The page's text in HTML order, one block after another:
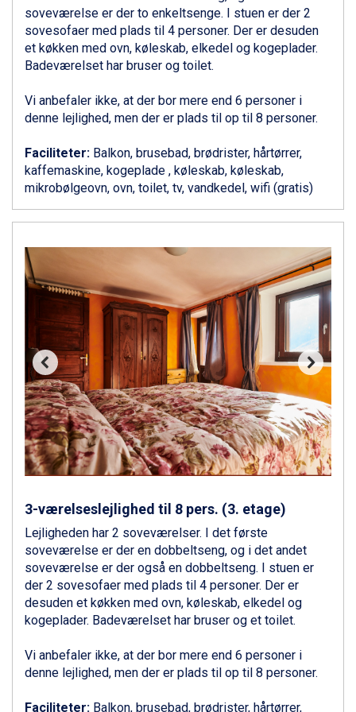
Sauze dOulx fra DKK 4.045
Alleghe fra DKK 5.595
Bad Gastein fra DKK 4.195
Arabba fra DKK 7.045
Val Thorens fra DKK 5.395
Cervinia fra DKK 5.295
Passo Tonale fra DKK 3.795
Saalbach fra DKK 5.945
Sölden fra DKK 8.445
Sestriere fra DKK 4.395
Fieberbrunn fra DKK 6.145
St. Anton fra DKK 7.245
Zell am See fra DKK 4.095
Canazei fra DKK 4.745
Livigno fra DKK 4.145
Ponte di Legno fra DKK 4.745
Sauze dOulx fra DKK 4.045
Alleghe fra DKK 5.595
Bad Gastein fra DKK 4.195
Arabba fra DKK 7.045
La Thuile fra DKK 4.595
Val Thorens fra DKK 5.395
Bad Hofgastein fra DKK 5.495
Passo Tonale fra DKK 3.795
Saalbach fra DKK 5.945
Sölden fra DKK 8.445
Champoluc fra DKK 3.795
Sestriere fra DKK 4.395
Wagrain fra DKK 4.645
Ischgl fra DKK 7.095
St. Anton fra DKK 7.245
Zell am See fra DKK 4.095
soveværelse er der to enkeltsenge. I stuen er der 2
sovesofaer med plads til 4 personer. Der er desuden
et køkken med ovn, køleskab, elkedel og kogeplader.
Badeværelset har bruser og toilet.
Vi anbefaler ikke, at der bor mere end 6 personer i
denne lejlighed, men der er plads til op til 8 personer.
Faciliteter: Balkon, brusebad, brødrister, hårtørrer,
kaffemaskine, kogeplade , køleskab, køleskab,
mikrobølgeovn, ovn, toilet, tv, vandkedel, wifi (gratis)
3-værelseslejlighed til 8 pers. (3. etage)
Lejligheden har 2 soveværelser. I det første
soveværelse er der en dobbeltseng, og i det andet
soveværelse er der også en dobbeltseng. I stuen er
der 2 sovesofaer med plads til 4 personer. Der er
desuden et køkken med ovn, køleskab, elkedel og
kogeplader. Badeværelset har bruser og et toilet.
Vi anbefaler ikke, at der bor mere end 6 personer i
denne lejlighed, men der er plads til op til 8 personer.
Faciliteter: Balkon, brusebad, brødrister, hårtørrer,